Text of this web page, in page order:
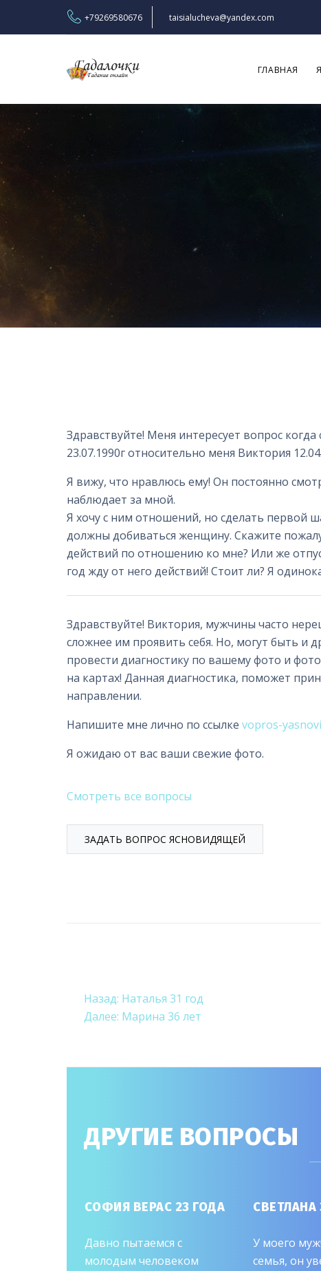
+79269580676 taisialucheva@yandex.com
ГЛАВНАЯ
Здравствуйте! Меня интересует вопрос
23.07.1990г относительно меня Виктория
Я вижу, что нравлюсь ему! Он постоянно
наблюдает за мной.
Я хочу с ним отношений, но сделать первой
должны добиваться женщину. Скажите
действий по отношению ко мне? Или же
год жду от него действий! Стоит ли? Я
Здравствуйте! Виктория, мужчины часто
сложнее им проявить себя. Но, могут быть и
провести диагностику по вашему фото и
на картах! Данная диагностика, поможет
направлении.
Напишите мне лично по ссылке vopros-
Я ожидаю от вас ваши свежие фото.
Смотреть все вопросы
ЗАДАТЬ ВОПРОС ЯСНОВИДЯЩЕЙ
НАВИГАЦИЯ
ПО
Назад: Наталья 31 год
Далее: Марина 36 лет
ДРУГИЕ ВОПРОСЫ
СОФИЯ ВЕРАС 23 ГОДА
Давно пытаемся с
молодым человеком
СВЕТЛАНА
У моего
семья, он